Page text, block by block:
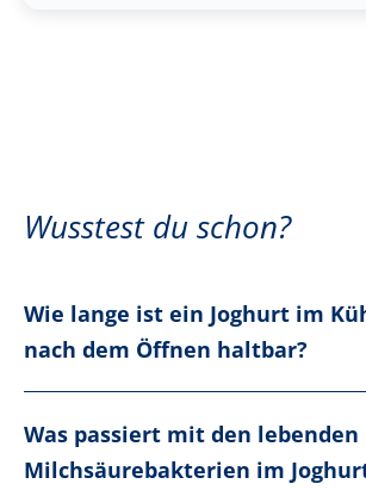
Wusstest du schon?
Wie lange ist ein Joghurt im
nach dem Öffnen haltbar?
Was passiert mit den lebenden
Milchsäurebakterien im